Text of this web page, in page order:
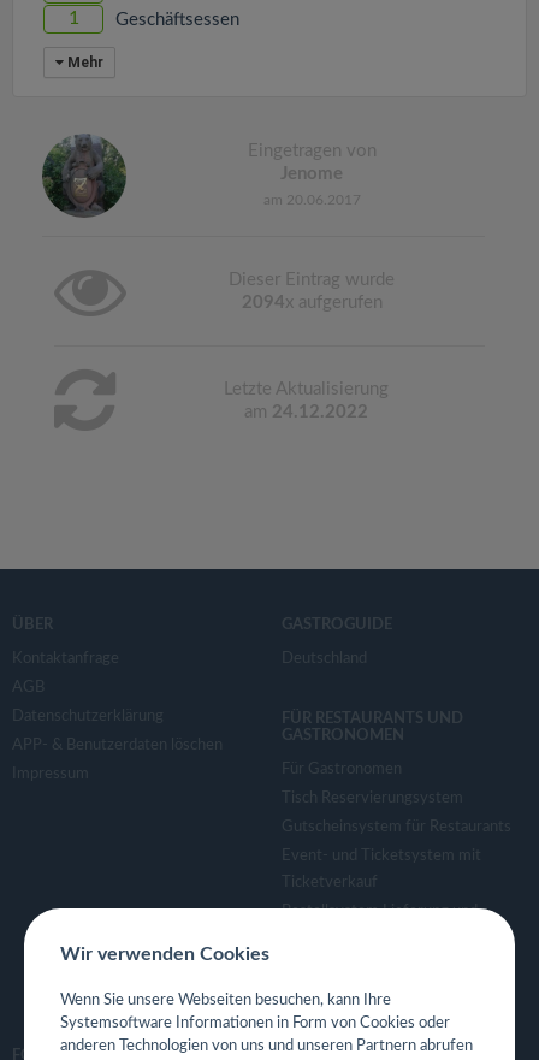
1 Geschäftsessen
Mehr
Eingetragen von
Jenome
am 20.06.2017
Dieser Eintrag wurde
2094x aufgerufen
Letzte Aktualisierung
am 24.12.2022
ÜBER
Kontaktanfrage
AGB
Datenschutzerklärung
APP- & Benutzerdaten löschen
Impressum
GASTROGUIDE
Deutschland
FÜR RESTAURANTS UND
GASTRONOMEN
Für Gastronomen
Tisch Reservierungsystem
Gutscheinsystem für Restaurants
Event- und Ticketsystem mit
Ticketverkauf
Bestellsystem Lieferung und
Eigene App für Restaurant
FOLGE UNS
Wir verwenden Cookies
Wenn Sie unsere Webseiten besuchen, kann Ihre
Systemsoftware Informationen in Form von Cookies oder
anderen Technologien von uns und unseren Partnern abrufen